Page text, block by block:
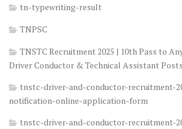
tn-typewriting-result
TNPSC
TNSTC Recruitment 2025 | 10th Pass to
Driver Conductor & Technical Assistant Posts
tnstc-driver-and-conductor-recruitment-
notification-online-application-form
tnstc-driver-and-conductor-recruitment-